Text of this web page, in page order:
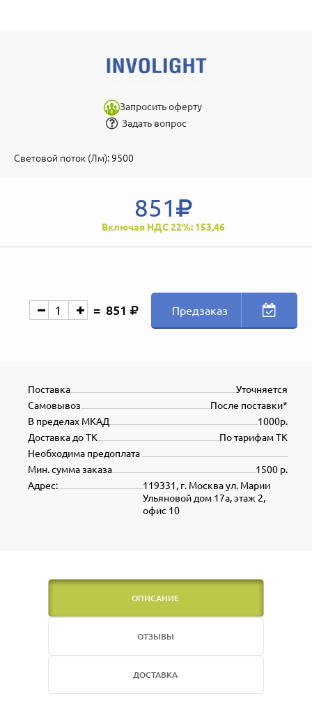
Запросить оферту
Задать вопрос
Световой поток (Лм): 9500
851
Включая НДС 22%: 153,46
851 Предзаказ
Уточняется
Поставка
После поставки*
Самовывоз
1000р.
В пределах МКАД
По тарифам ТК
Доставка до ТК
Необходима предоплата
1500 р.
Мин. сумма заказа
119331, г. Москва ул. Марии
Ульяновой дом 17а, этаж 2,
офис 10
Адрес:
ОПИСАНИЕ
ОТЗЫВЫ
ДОСТАВКА